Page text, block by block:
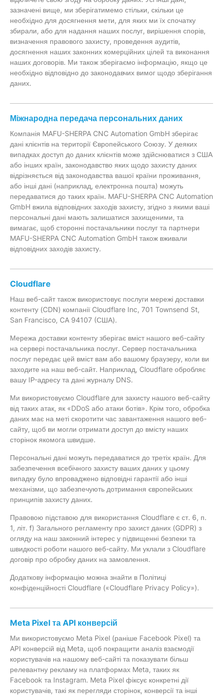
зазначені вище, ми зберігатимемо стільки, скільки це
необхідно для досягнення мети, для яких ми їх спочатку
збирали, або для надання наших послуг, вирішення спорів,
визначення правового захисту, проведення аудитів,
досягнення наших законних комерційних цілей та виконання
наших договорів. Ми також зберігаємо інформацію, якщо це
необхідно відповідно до законодавчих вимог щодо зберігання
даних.
Міжнародна передача персональних даних
Компанія MAFU-SHERPA CNC Automation GmbH зберігає
дані клієнтів на території Європейського Союзу. У деяких
випадках доступ до даних клієнтів може здійснюватися з США
або інших країн, законодавство яких щодо захисту даних
відрізняється від законодавства вашої країни проживання,
або інші дані (наприклад, електронна пошта) можуть
передаватися до таких країн. MAFU-SHERPA CNC Automation
GmbH вжила відповідних заходів захисту, згідно з якими ваші
персональні дані мають залишатися захищеними, та
вимагає, щоб сторонні постачальники послуг та партнери
MAFU-SHERPA CNC Automation GmbH також вживали
відповідних заходів захисту.
Cloudflare
Наш веб-сайт також використовує послуги мережі доставки
контенту (CDN) компанії Cloudflare Inc, 701 Townsend St,
San Francisco, CA 94107 (США).
Мережа доставки контенту зберігає вміст нашого веб-сайту
на сервері постачальника послуг. Сервер постачальника
послуг передає цей вміст вам або вашому браузеру, коли ви
заходите на наш веб-сайт. Наприклад, Cloudflare обробляє
вашу IP-адресу та дані журналу DNS.
Ми використовуємо Cloudflare для захисту нашого веб-сайту
від таких атак, як «DDoS або атаки ботів». Крім того, обробка
даних має на меті скоротити час завантаження нашого веб-
сайту, щоб ви могли отримати доступ до вмісту наших
сторінок якомога швидше.
Персональні дані можуть передаватися до третіх країн. Для
забезпечення всебічного захисту ваших даних у цьому
випадку було впроваджено відповідні гарантії або інші
механізми, що забезпечують дотримання європейських
принципів захисту даних.
Правовою підставою для використання Cloudflare є ст. 6, п.
1, літ. f) Загального регламенту про захист даних (GDPR) з
огляду на наш законний інтерес у підвищенні безпеки та
швидкості роботи нашого веб-сайту. Ми уклали з Cloudflare
договір про обробку даних на замовлення.
Додаткову інформацію можна знайти в Політиці
конфіденційності Cloudflare («Cloudflare Privacy Policy»).
Meta Pixel та API конверсій
Ми використовуємо Meta Pixel (раніше Facebook Pixel) та
API конверсій від Meta, щоб покращити аналіз взаємодії
користувачів на нашому веб-сайті та показувати більш
релевантну рекламу на платформах Meta, таких як
Facebook та Instagram. Meta Pixel фіксує конкретні дії
користувачів, такі як перегляди сторінок, конверсії та інші